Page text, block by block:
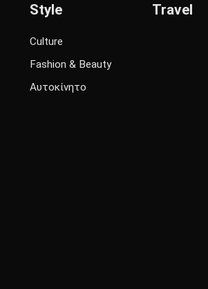
Style
Culture
Fashion & Beauty
Αυτοκίνητο
Travel